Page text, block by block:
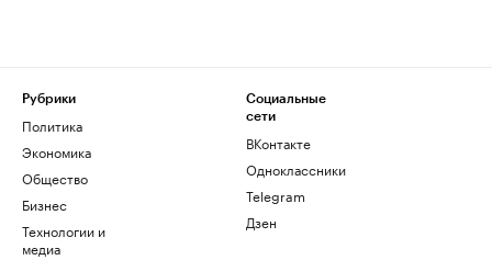
Рубрики
Политика
Экономика
Общество
Бизнес
Технологии и
медиа
Социальные
сети
ВКонтакте
Одноклассники
Telegram
Дзен